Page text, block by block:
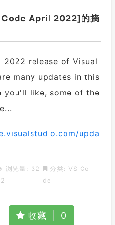
April 2022]的摘
2022 release of Visual
many updates in this
you'll like, some of the
upda
浏览量: 32
分类: VS Co
de
收藏 0